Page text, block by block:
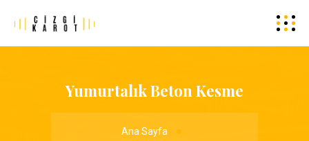
Yumurtalık Beton Kesme
Ana Sayfa